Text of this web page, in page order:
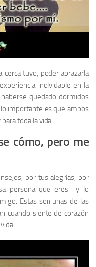
cerca tuyo, poder abrazarla
inolvidable en la
quedado dormidos
importante es que ambos
toda la vida.
cómo, pero me
por tus alegrías, por
persona que eres y lo
Estas son unas de las
cuando siente de corazón